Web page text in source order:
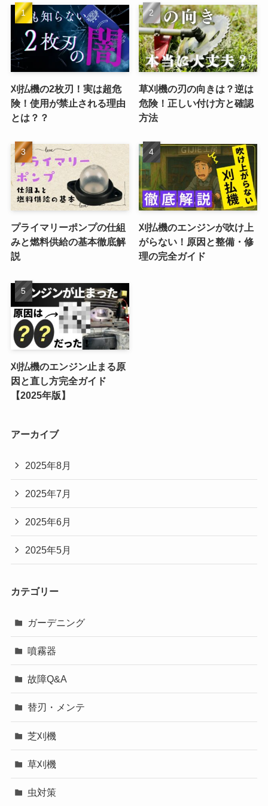
刈払機の2枚刃！実は超危
険！使用が禁止される理由
とは？？
草刈機の刃の向きは？逆は
危険！正しい付け方と確認
方法
プライマリーポンプの仕組
みと燃料供給の基本徹底解
説
刈払機のエンジンが吹け上
がらない！原因と整備・修
理の完全ガイド
刈払機のエンジン止まる原
因と直し方完全ガイド
【2025年版】
アーカイブ
2025年8月
2025年7月
2025年6月
2025年5月
カテゴリー
ガーデニング
噴霧器
故障Q&A
替刃・メンテ
芝刈機
草刈機
虫対策